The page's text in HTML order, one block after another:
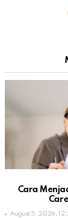
Cara
August 5, 2026,